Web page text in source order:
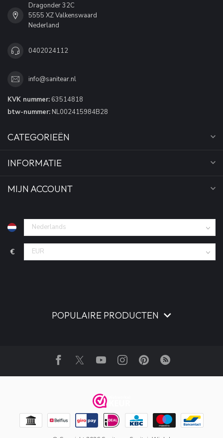
Dragonder 32C
5555 XZ Valkenswaard
Nederland
0402024112
info@sanitear.nl
KVK nummer: 63514818
btw-nummer: NL002415984B28
CATEGORIEËN
INFORMATIE
MIJN ACCOUNT
€
POPULAIRE PRODUCTEN